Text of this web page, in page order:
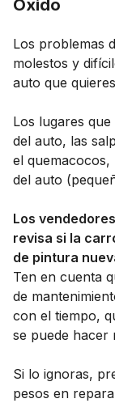
Óxido
Los problemas
molestos y
auto que
Los lugares
del auto, las
el
del auto
Los
revisa si la
de pintura
Ten en cuenta
de
con el tiempo,
se puede hacer
Si lo ignoras,
pesos en